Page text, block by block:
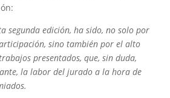
segunda edición, ha sido, no solo por
sino también por el alto
presentados, que, sin duda,
la labor del jurado a la hora de